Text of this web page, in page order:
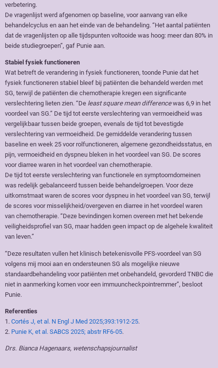
verbetering.
De vragenlijst werd afgenomen op baseline, voor aanvang van elke
behandelcyclus en aan het einde van de behandeling. “Het aantal patiënten
dat de vragenlijsten op alle tijdspunten voltooide was hoog: meer dan 80% in
beide studiegroepen”, gaf Punie aan.
Stabiel fysiek functioneren
Wat betreft de verandering in fysiek functioneren, toonde Punie dat het
fysiek functioneren stabiel bleef bij patiënten die behandeld werden met
SG, terwijl de patiënten die chemotherapie kregen een significante
verslechtering lieten zien. “De least square mean differencewas 6,9 in het
voordeel van SG.” De tijd tot eerste verslechtering van vermoeidheid was
vergelijkbaar tussen beide groepen, evenals de tijd tot bevestigde
verslechtering van vermoeidheid. De gemiddelde verandering tussen
baseline en week 25 voor rolfunctioneren, algemene gezondheidsstatus, en
pijn, vermoeidheid en dyspneu bleken in het voordeel van SG. De scores
voor diarree waren in het voordeel van chemotherapie.
De tijd tot eerste verslechtering van functionele en symptoomdomeinen
was redelijk gebalanceerd tussen beide behandelgroepen. Voor deze
uitkomstmaat waren de scores voor dyspneu in het voordeel van SG, terwijl
de scores voor misselijkheid/overgeven en diarree in het voordeel waren
van chemotherapie. “Deze bevindingen komen overeen met het bekende
veiligheidsprofiel van SG, maar hadden geen impact op de algehele kwaliteit
van leven.”
“Deze resultaten vullen het klinisch betekenisvolle PFS-voordeel van SG
volgens mij mooi aan en ondersteunen SG als mogelijke nieuwe
standaardbehandeling voor patiënten met onbehandeld, gevorderd TNBC die
niet in aanmerking komen voor een immuuncheckpointremmer”, besloot
Punie.
Referenties
1. Cortés J, et al. N Engl J Med 2025;393:1912-25.
2. Punie K, et al. SABCS 2025; abstr RF6-05.
Drs. Bianca Hagenaars, wetenschapsjournalist